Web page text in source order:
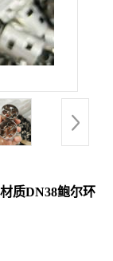
质DN38鲍尔环